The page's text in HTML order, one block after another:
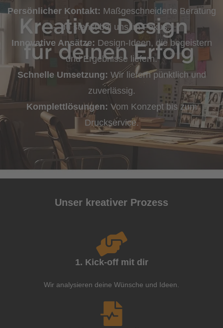
Persönlicher Kontakt: Maßgeschneiderte Beratung
– du stehst bei uns im Fokus.
Innovative Ansätze: Design-Ideen, die begeistern
und Ergebnisse liefern.
Schnelle Umsetzung: Wir liefern pünktlich und
zuverlässig.
Komplettlösungen: Vom Konzept bis zum
Druckservice.
Unser kreativer Prozess
1. Kick-off mit dir
Wir analysieren deine Wünsche und Ideen.